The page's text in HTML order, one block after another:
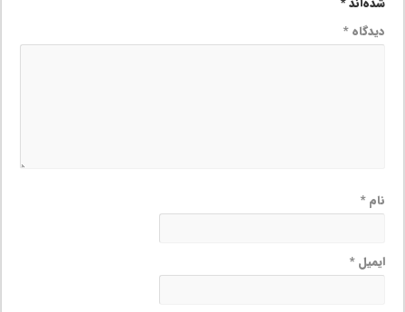
دیدگاه*
نام*
ایمیل*